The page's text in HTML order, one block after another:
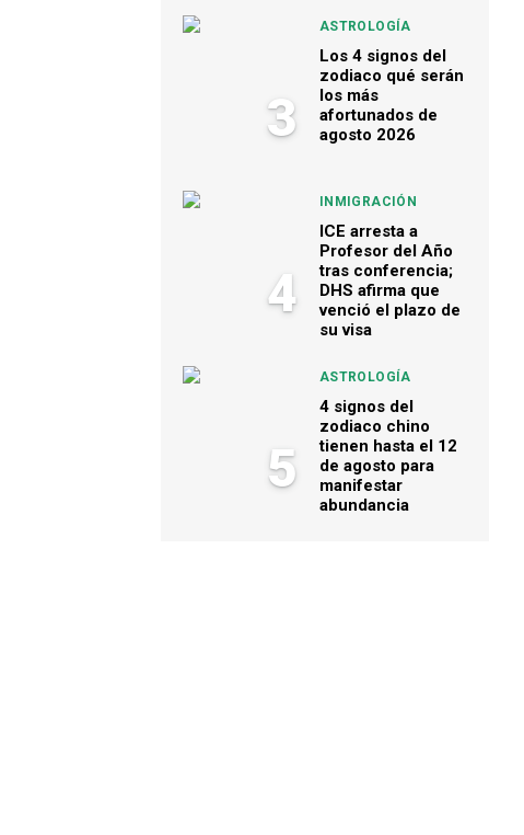
3
ASTROLOGÍA
Los 4 signos del
zodiaco qué serán
los más
afortunados de
agosto 2026
4
INMIGRACIÓN
ICE arresta a
Profesor del Año
tras conferencia;
DHS afirma que
venció el plazo de
su visa
5
ASTROLOGÍA
4 signos del
zodiaco chino
tienen hasta el 12
de agosto para
manifestar
abundancia